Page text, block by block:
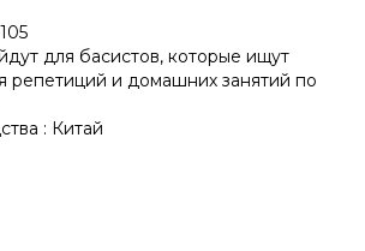
для басистов, которые ищут
репетиций и домашних занятий по
: Китай